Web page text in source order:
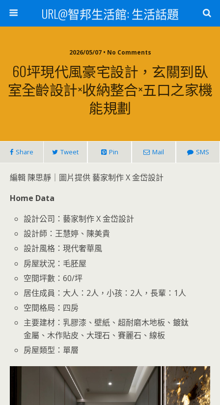
URL@智邦生活館: 生活話題
2026/05/07 • No Comments
60坪現代風豪宅設計，玄關到臥
室全齡設計×收納整合×五口之家機
能規劃
Share Tweet Pin Mail SMS
編輯 陳思靜｜圖片提供 藝家制作 X 金岱設計
Home Data
設計公司：藝家制作 X 金岱設計
設計師：王慧婷、陳美貴
設計風格：現代奢華風
房屋狀況：毛胚屋
空間坪數：60/坪
居住成員：大人：2人，小孩：2人，長輩：1人
空間格局：四房
主要建材：乳膠漆、壁紙、超耐磨木地板、鍍鈦
金屬、木作貼皮、大理石、賽麗石、線板
房屋類型：單層